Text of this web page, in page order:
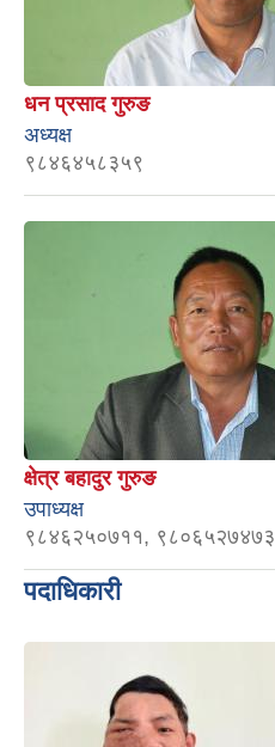
धन प्रसाद गुरुङ
अध्यक्ष
९८४६४५८३५९
क्षेत्र बहादुर गुरुङ
उपाध्यक्ष
९८४६२५०७११, ९८०६५२७४७३
पदाधिकारी